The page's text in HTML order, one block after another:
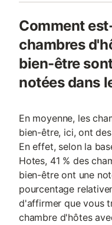
Comment
chambres
bien-être
notées dans
En moyenne, les
bien-être, ici, ont
En effet, selon la
Hotes, 41 % des
bien-être ont une
pourcentage
d'affirmer que vous
chambre d'hôtes